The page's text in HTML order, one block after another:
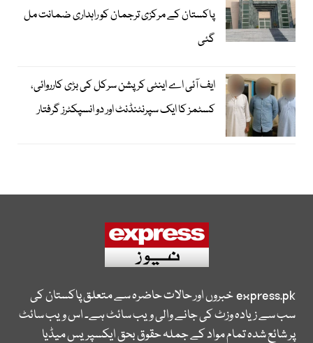
پاکستان کے مرکزی ترجمان کو راہداری ضمانت مل
گئی
ایف آئی اے اینٹی کرپشن سرکل کی بڑی کارروائی،
کسٹمز کا ایک سپرنٹنڈنٹ اور دو انسپکٹرز گرفتار
express.pkخبروں اور حالات حاضرہ سے متعلق پاکستان کی
سب سے زیادہ وزٹ کی جانے والی ویب سائٹ ہے۔ اس ویب سائٹ
پر شائع شدہ تمام مواد کے جملہ حقوق بحق ایکسپریس میڈیا